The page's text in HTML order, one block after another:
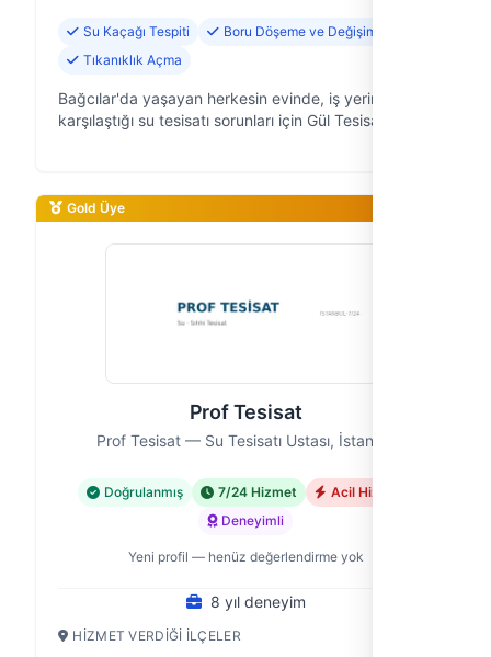
Su Kaçağı Tespiti
Boru Döşeme ve Değişimi
Tıkanıklık Açma
Bağcılar'da yaşayan herkesin evinde, iş yerinde
karşılaştığı su tesisatı sorunları için Gül Tesisat olarak
Gold Üye
Prof Tesisat
Prof Tesisat — Su Tesisatı Ustası, İstanbul
Doğrulanmış 7/24 Hizmet
Acil Hizmet
Deneyimli
Yeni profil — henüz değerlendirme yok
8 yıl deneyim
HIZMET VERDIĞI İLÇELER